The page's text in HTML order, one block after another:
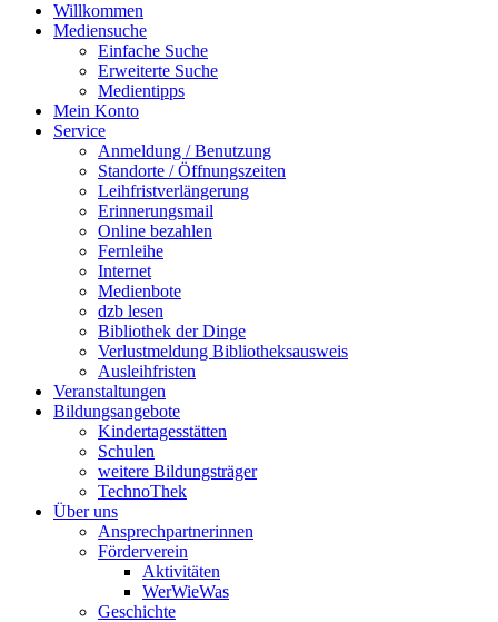
Willkommen
Mediensuche
Einfache Suche
Erweiterte Suche
Medientipps
Mein Konto
Service
Anmeldung / Benutzung
Standorte / Öffnungszeiten
Leihfristverlängerung
Erinnerungsmail
Online bezahlen
Fernleihe
Internet
Medienbote
dzb lesen
Bibliothek der Dinge
Verlustmeldung Bibliotheksausweis
Ausleihfristen
Veranstaltungen
Bildungsangebote
Kindertagesstätten
Schulen
weitere Bildungsträger
TechnoThek
Über uns
Ansprechpartnerinnen
Förderverein
Aktivitäten
WerWieWas
Geschichte